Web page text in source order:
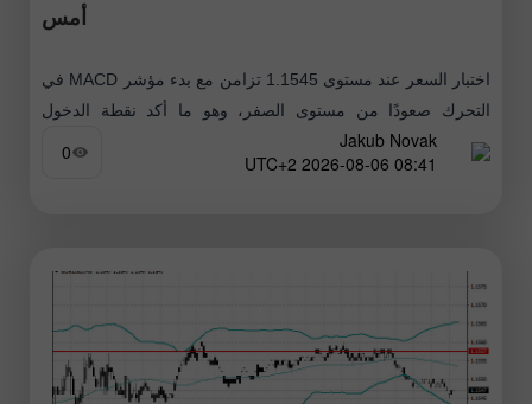
أمس
اختبار السعر عند مستوى 1.1545 تزامن مع بدء مؤشر MACD في
التحرك صعودًا من مستوى الصفر، وهو ما أكد نقطة الدخول
الصحيحة لشراء اليورو. ونتيجة لذلك، ارتفع الزوج بمقدار
Jakub Novak
08:41 2026-08-06 UTC+2
0